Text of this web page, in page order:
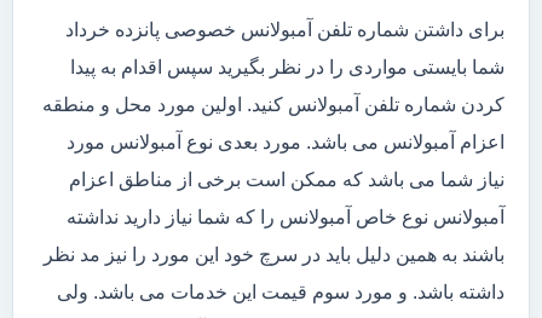
برای داشتن شماره تلفن آمبولانس خصوصی پانزده خرداد
شما بایستی مواردی را در نظر بگیرید سپس اقدام به پیدا
کردن شماره تلفن آمبولانس کنید. اولین مورد محل و منطقه
اعزام آمبولانس می باشد. مورد بعدی نوع آمبولانس مورد
نیاز شما می باشد که ممکن است برخی از مناطق اعزام
آمبولانس نوع خاص آمبولانس را که شما نیاز دارید نداشته
باشند به همین دلیل باید در سرچ خود این مورد را نیز مد نظر
داشته باشد. و مورد سوم قیمت این خدمات می باشد. ولی